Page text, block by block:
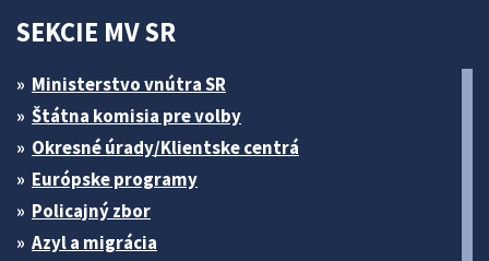
SEKCIE MV SR
Ministerstvo vnútra SR
Štátna komisia pre volby
Okresné úrady/Klientske centrá
Európske programy
Policajný zbor
Azyl a migrácia